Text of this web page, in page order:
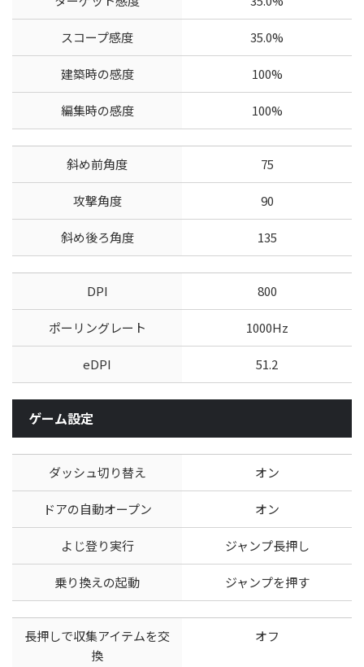
スコープ感度 35.0%
建築時の感度 100%
編集時の感度 100%
斜め前角度 75
攻撃角度 90
斜め後ろ角度 135
DPI 800
ポーリングレート 1000Hz
eDPI 51.2
ゲーム設定
ダッシュ切り替え オン
ドアの自動オープン オン
よじ登り実行 ジャンプ長押し
乗り換えの起動 ジャンプを押す
長押しで収集アイテムを交
換
オフ